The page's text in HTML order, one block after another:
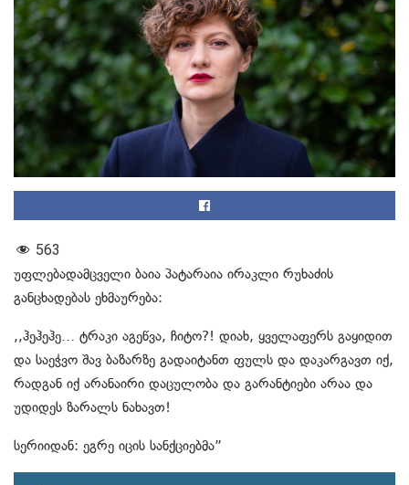
563
უფლებადამცველი ბაია პატარაია ირაკლი რუხაძის
განცხადებას ეხმაურება:
,,ჰეჰეჰე… ტრაკი აგეწვა, ჩიტო?! დიახ, ყველაფერს გაყიდით
და საეჭვო შავ ბაზარზე გადაიტანთ ფულს და დაკარგავთ იქ,
რადგან იქ არანაირი დაცულობა და გარანტიები არაა და
უდიდეს ზარალს ნახავთ!
სერიიდან: ეგრე იცის სანქციებმა”